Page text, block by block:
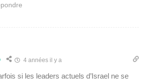
4 années il y a
si les leaders actuels d’Israel ne se